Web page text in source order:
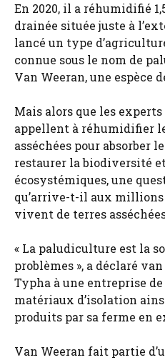
En 2020, il a réhumidifié
drainée située juste à
lancé un type
connue sous le nom de
Van Weeran, une espèce
Mais alors que les
appellent à réhumidifier
asséchées pour absorber
restaurer la biodiversité
écosystémiques, une
qu’arrive-t-il aux millions
vivent de terres
« La paludiculture est la
problèmes », a déclaré
Typha à une entreprise
matériaux d’isolation
produits par sa ferme en
Van Weeran fait partie